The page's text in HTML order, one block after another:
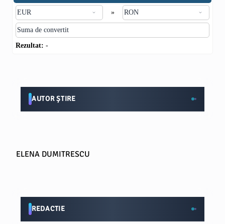
»
Rezultat: -
AUTOR ȘTIRE
ELENA DUMITRESCU
REDACTIE